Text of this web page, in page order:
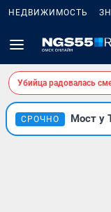
НЕДВИЖИМОСТЬ
Убийца радовалась
СРОЧНО Мост у